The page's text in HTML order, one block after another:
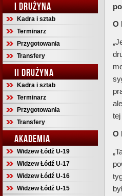
I DRUŻYNA
Kadra i sztab
Terminarz
Przygotowania
Transfery
II DRUŻYNA
Kadra i sztab
Terminarz
Przygotowania
Transfery
AKADEMIA
Widzew Łódź U-19
Widzew Łódź U-17
Widzew Łódź U-16
Widzew Łódź U-15
O
O